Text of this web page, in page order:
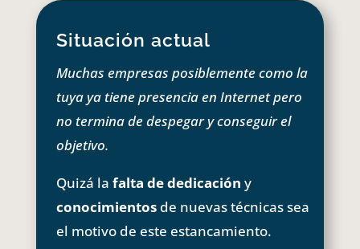
Situación actual
Muchas empresas posiblemente como la
tuya ya tiene presencia en Internet pero
no termina de despegar y conseguir el
objetivo.
Quizá la falta de dedicación y
conocimientosde nuevas técnicas sea
el motivo de este estancamiento.